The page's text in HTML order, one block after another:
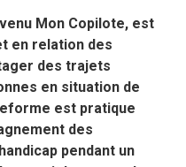
Mon Copilote, est
en relation des
des trajets
en situation de
est pratique
des
pendant un